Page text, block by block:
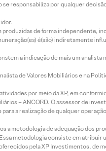
responsabiliza por qualquer
de forma independente,
é(são) indiretamente
a indicação de mais um analista
de Valores Mobiliários e na
por meio da XP, em
– ANCORD. O assessor de
a realização de qualquer
a metodologia de adequação dos
metodologia consiste em atribuir
pela XP Investimentos, de